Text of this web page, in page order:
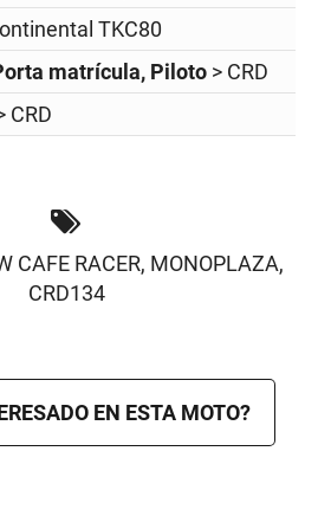
TKC80
matrícula, Piloto > CRD
CRD
CAFE RACER, MONOPLAZA,
CRD134
EN ESTA MOTO?